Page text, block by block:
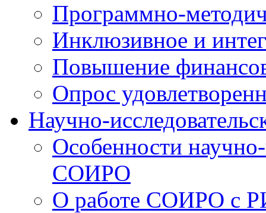
Программно-
Инклюзивное и
Повышение
Опрос
Научно-
Особенности
СОИРО
О работе СОИРО с